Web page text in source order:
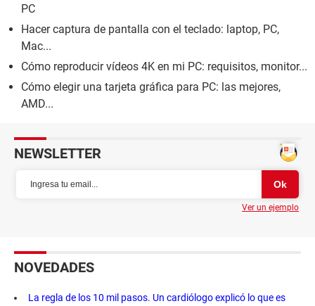
PC
Hacer captura de pantalla con el teclado: laptop, PC,
Mac...
Cómo reproducir vídeos 4K en mi PC: requisitos, monitor...
Cómo elegir una tarjeta gráfica para PC: las mejores,
AMD...
NEWSLETTER
Ver un ejemplo
NOVEDADES
La regla de los 10 mil pasos. Un cardiólogo explicó lo que es